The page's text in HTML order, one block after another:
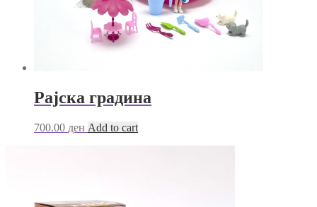
Рајска градина
700.00 ден Add to cart